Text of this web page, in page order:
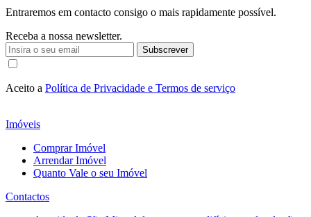
Entraremos em contacto consigo o mais rapidamente possível.
Receba a nossa newsletter.
Subscrever
Aceito a Política de Privacidade e Termos de serviço
Imóveis
Comprar Imóvel
Arrendar Imóvel
Quanto Vale o seu Imóvel
Contactos